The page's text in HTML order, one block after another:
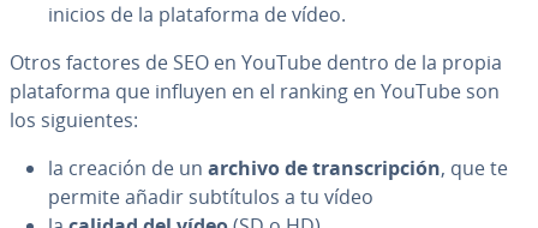
inicios de la pla­ta­fo­r­ma de vídeo.
Otros factores de SEO en YouTube dentro de la propia
pla­ta­fo­r­ma que influyen en el ranking en YouTube son
los si­guie­n­tes:
la creación de un archivo de tra­n­s­cri­p­ción, que te
permite añadir su­b­tí­tu­los a tu vídeo